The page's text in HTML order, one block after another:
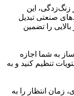
زنگ‌زدگی، این
صنعتی تبدیل
را تضمین
به شما اجازه
تنظیم کنید و به
زمان انتظار را به